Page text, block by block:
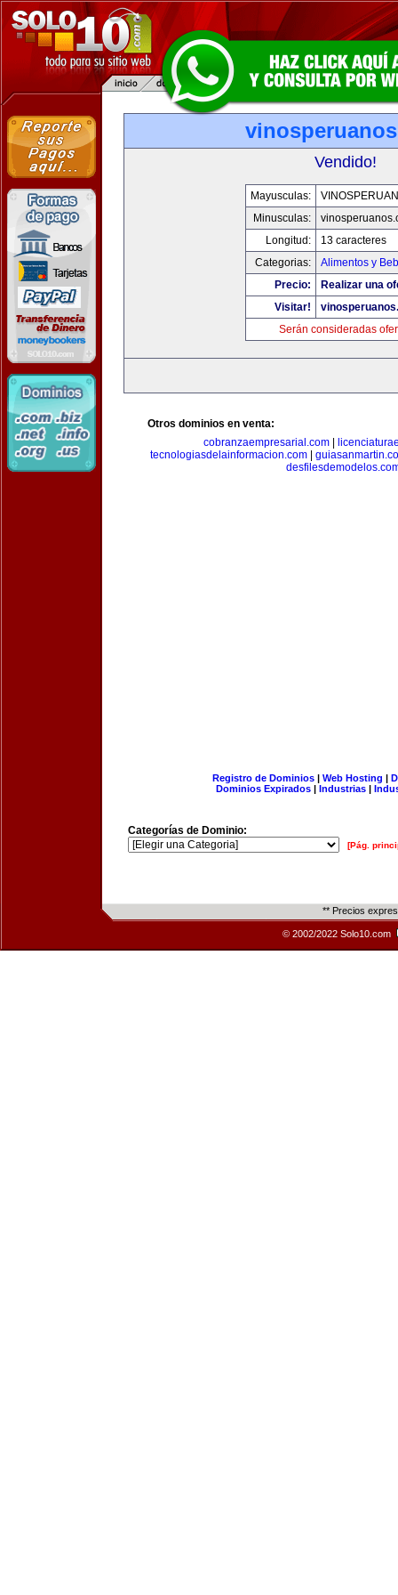
Vendido!
Mayusculas:
Minusculas:
Longitud:
13 caracteres
Categorias:
Alimentos y
Precio:
Realizar una
Visitar!
Serán consideradas
Otros dominios en venta:
cobranzaempresarial.com
tecnologiasdelainformacion.com|
Registro de Dominios| Web Hosting |
Dominios Expirados | Industrias |
Categorías de Dominio:
[Pág.
** Precios
© 2002/2022 Solo10.com